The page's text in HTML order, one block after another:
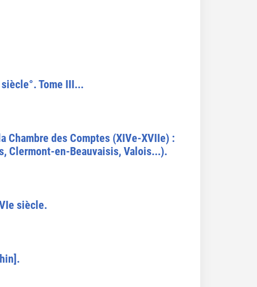
Tome III...
des Comptes (XIVe-XVIIe) :
Clermont-en-Beauvaisis, Valois...).
siècle.